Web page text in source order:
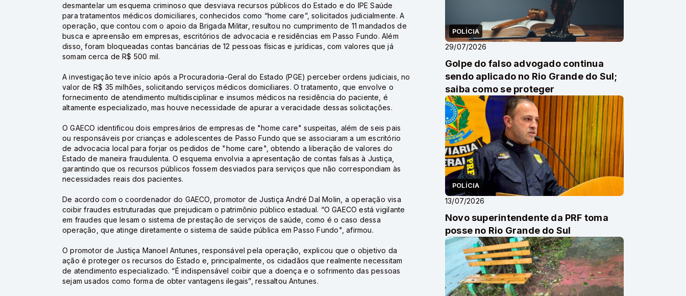
desmantelar um esquema criminoso que desviava recursos públicos do Estado e do IPE Saúde
para tratamentos médicos domiciliares, conhecidos como “home care”, solicitados judicialmente. A
operação, que contou com o apoio da Brigada Militar, resultou no cumprimento de 11 mandados de
busca e apreensão em empresas, escritórios de advocacia e residências em Passo Fundo. Além
disso, foram bloqueadas contas bancárias de 12 pessoas físicas e jurídicas, com valores que já
somam cerca de R$ 500 mil.
A investigação teve início após a Procuradoria-Geral do Estado (PGE) perceber ordens judiciais, no
valor de R$ 35 milhões, solicitando serviços médicos domiciliares. O tratamento, que envolve o
fornecimento de atendimento multidisciplinar e insumos médicos na residência do paciente, é
altamente especializado, mas houve necessidade de apurar a veracidade dessas solicitações.
O GAECO identificou dois empresários de empresas de "home care" suspeitas, além de seis pais
ou responsáveis por crianças e adolescentes de Passo Fundo que se associaram a um escritório
de advocacia local para forjar os pedidos de "home care", obtendo a liberação de valores do
Estado de maneira fraudulenta. O esquema envolvia a apresentação de contas falsas à Justiça,
garantindo que os recursos públicos fossem desviados para serviços que não correspondiam às
necessidades reais dos pacientes.
De acordo com o coordenador do GAECO, promotor de Justiça André Dal Molin, a operação visa
coibir fraudes estruturadas que prejudicam o patrimônio público estadual. “O GAECO está vigilante
em fraudes que lesam o sistema de prestação de serviços de saúde, como é o caso dessa
operação, que atinge diretamente o sistema de saúde pública em Passo Fundo", afirmou.
O promotor de Justiça Manoel Antunes, responsável pela operação, explicou que o objetivo da
ação é proteger os recursos do Estado e, principalmente, os cidadãos que realmente necessitam
de atendimento especializado. “É indispensável coibir que a doença e o sofrimento das pessoas
sejam usados como forma de obter vantagens ilegais”, ressaltou Antunes.
POLÍCIA
29/07/2026
Golpe do falso advogado continua
sendo aplicado no Rio Grande do Sul;
saiba como se proteger
POLÍCIA
13/07/2026
Novo superintendente da PRF toma
posse no Rio Grande do Sul